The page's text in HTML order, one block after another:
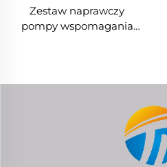
Zestaw naprawczy
pompy wspomagania
samochodowe